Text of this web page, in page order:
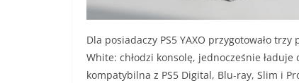
Dla posiadaczy PS5 YAXO przygotowało
White: chłodzi konsolę, jednocześnie
kompatybilna z PS5 Digital, Blu-ray, Slim i